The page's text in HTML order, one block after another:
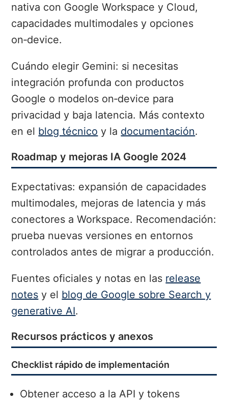
nativa con Google Workspace y Cloud,
capacidades multimodales y opciones
on‑device.
Cuándo elegir Gemini: si necesitas
integración profunda con productos
Google o modelos on‑device para
privacidad y baja latencia. Más contexto
en el blog técnico y la documentación.
Roadmap y mejoras IA Google 2024
Expectativas: expansión de capacidades
multimodales, mejoras de latencia y más
conectores a Workspace. Recomendación:
prueba nuevas versiones en entornos
controlados antes de migrar a producción.
Fuentes oficiales y notas en las release
notes y el blog de Google sobre Search y
generative AI.
Recursos prácticos y anexos
Checklist rápido de implementación
Obtener acceso a la API y tokens